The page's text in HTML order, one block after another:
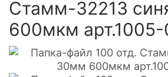
Стамм-32213
600мкм арт.1005-